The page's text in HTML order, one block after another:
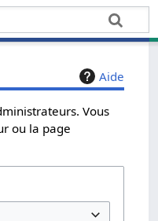
Aide
Vous
ou la page